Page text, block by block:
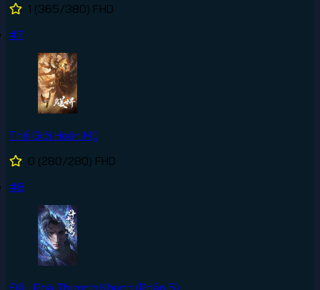
1 (365/380) FHD
#7
Thế Giới Hoàn Mỹ
0 (280/280) FHD
#8
Đấu Phá Thương Khung (Phần 5)